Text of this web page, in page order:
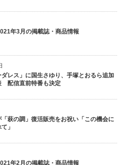
年3月の掲載誌・商品情報
ダレス」に国生さゆり、手塚とおるら追加
配信直前特番も決定
萩の調」復活販売をお祝い「この機会に
」
年2月の掲載誌・商品情報